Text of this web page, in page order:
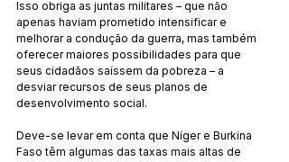
Isso obriga as juntas militares – que não
apenas haviam prometido intensificar e
melhorar a condução da guerra, mas também
oferecer maiores possibilidades para que
seus cidadãos saíssem da pobreza – a
desviar recursos de seus planos de
desenvolvimento social.
Deve-se levar em conta que Níger e Burkina
Faso têm algumas das taxas mais altas de